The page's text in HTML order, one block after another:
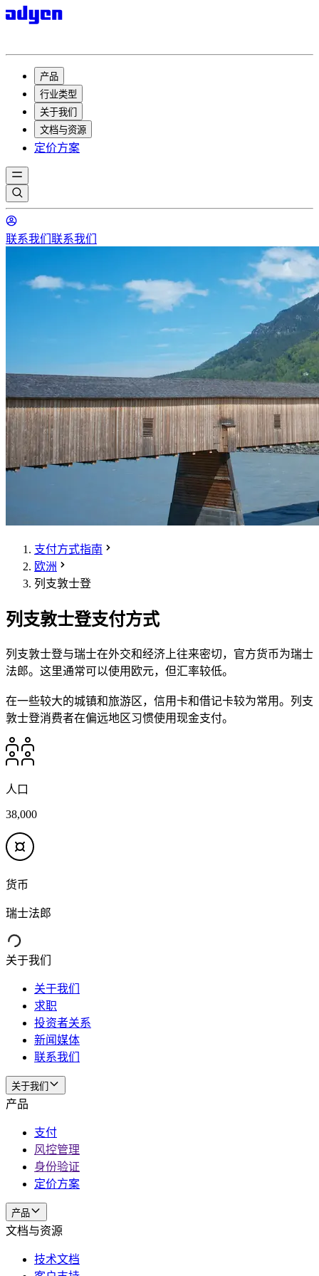
产品
行业类型
关于我们
文档与资源
定价方案
联系我们 联系我们
支付方式指南
欧洲
列支敦士登
列支敦士登支付方式
列支敦士登与瑞士在外交和经济上往来密切，官方货币为瑞士
法郎。这里通常可以使用欧元，但汇率较低。
在一些较大的城镇和旅游区，信用卡和借记卡较为常用。列支
敦士登消费者在偏远地区习惯使用现金支付。
人口
38,000
货币
瑞士法郎
关于我们
关于我们
求职
投资者关系
新闻媒体
联系我们
关于我们
产品
支付
风控管理
身份验证
定价方案
产品
文档与资源
技术文档